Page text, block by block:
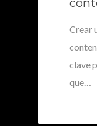
Crear
clave
que…